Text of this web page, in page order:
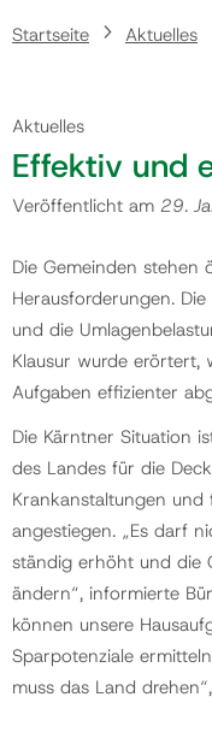
Startseite Aktuelles
Aktuelles
Effektiv und
Veröffentlicht am 29.
Die Gemeinden stehen
Herausforderungen.
und die
Klausur wurde erörtert,
Aufgaben effizienter
Die Kärntner Situation
des Landes für die
Krankanstaltungen
angestiegen. „Es darf
ständig erhöht und die
ändern“, informierte
können unsere
Sparpotenziale
muss das Land